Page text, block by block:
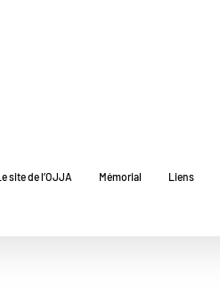
site de l’OJJA Mémorial Liens